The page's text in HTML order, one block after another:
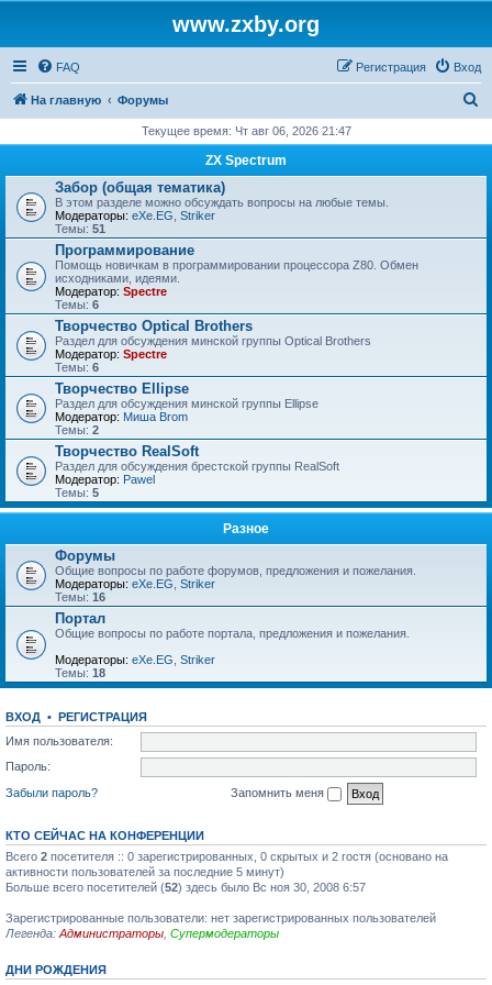
www.zxby.org
FAQ Вход
Регистрация
На главную Форумы
с
Текущее время: Чт авг 06, 2026 21:47
ZX Spectrum
Забор (общая тематика)
В этом разделе можно обсуждать вопросы на любые темы.
Модераторы: eXe.EG Striker
Темы: 51
Программирование
Помощь новичкам в программировании процессора Z80. Обмен
исходниками, идеями.
Модератор: Spectre
Темы: 6
Творчество Optical Brothers
Раздел для обсуждения минской группы Optical Brothers
Модератор: Spectre
Темы: 6
Творчество Ellipse
Раздел для обсуждения минской группы Ellipse
Модератор: Миша Brom
Темы: 2
Творчество RealSoft
Раздел для обсуждения брестской группы RealSoft
Модератор: Pawel
Темы: 5
Разное
Форумы
Общие вопросы по работе форумов, предложения и пожелания.
Модераторы: eXe.EG Striker
Темы: 16
Портал
Общие вопросы по работе портала, предложения и пожелания.
Модераторы: eXe.EG Striker
Темы: 18
ВХОД • РЕГИСТРАЦИЯ
Имя пользователя:
Пароль:
Забыли пароль?
Запомнить меня
КТО СЕЙЧАС НА КОНФЕРЕНЦИИ
Всего 2 посетителя :: 0 зарегистрированных, 0 скрытых и 2 гостя (основано на
активности пользователей за последние 5 минут)
Больше всего посетителей (52) здесь было Вс ноя 30, 2008 6:57
Зарегистрированные пользователи: нет зарегистрированных пользователей
Легенда: Администраторы Супермодераторы
ДНИ РОЖДЕНИЯ